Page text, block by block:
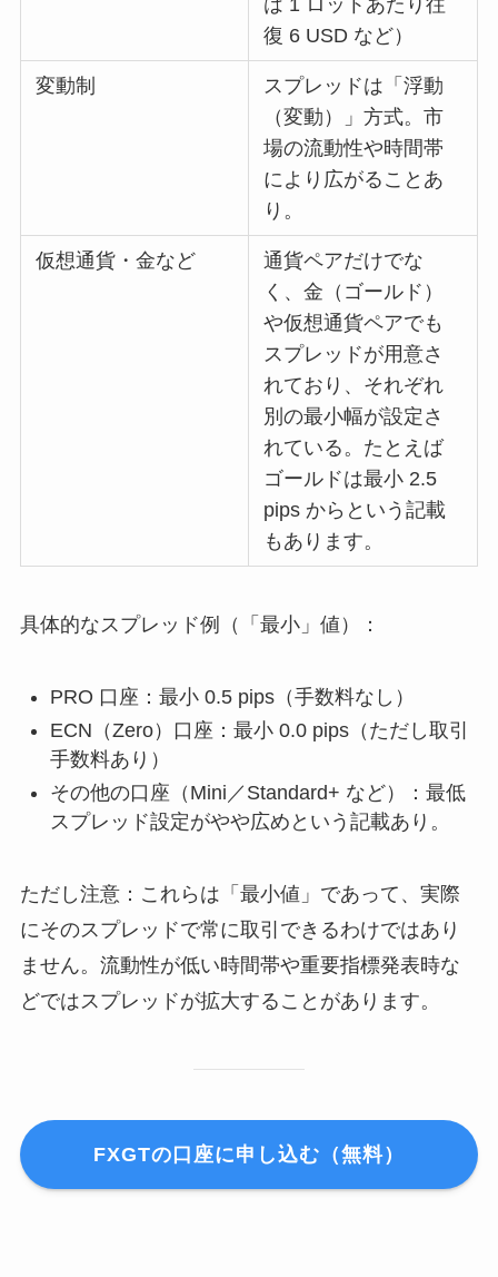
復 6 USD など）
変動制
スプレッドは「浮動
（変動）」方式。市
場の流動性や時間帯
により広がることあ
り。
仮想通貨・金など
通貨ペアだけでな
く、金（ゴールド）
や仮想通貨ペアでも
スプレッドが用意さ
れており、それぞれ
別の最小幅が設定さ
れている。たとえば
ゴールドは最小 2.5
pips からという記載
もあります。
具体的なスプレッド例（「最小」値）：
PRO 口座：最小 0.5 pips（手数料なし）
ECN（Zero）口座：最小 0.0 pips（ただし取引
手数料あり）
その他の口座（Mini／Standard+ など）：最低
スプレッド設定がやや広めという記載あり。
ただし注意：これらは「最小値」であって、実際
にそのスプレッドで常に取引できるわけではあり
ません。流動性が低い時間帯や重要指標発表時な
どではスプレッドが拡大することがあります。
FXGTの口座に申し込む（無料）